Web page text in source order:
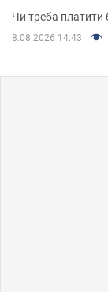
Чи треба платити
8.08.2026 14:43